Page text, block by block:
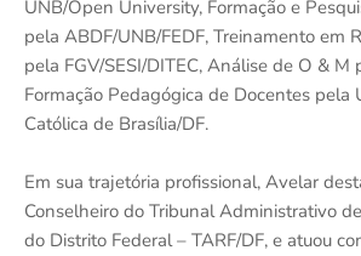
UNB/Open University, Formação e
pela ABDF/UNB/FEDF, Treinamento em
pela FGV/SESI/DITEC, Análise de O & M
Formação Pedagógica de Docentes pela
Católica de Brasília/DF.
Em sua trajetória profissional, Avelar
Conselheiro do Tribunal Administrativo
do Distrito Federal – TARF/DF, e atuou